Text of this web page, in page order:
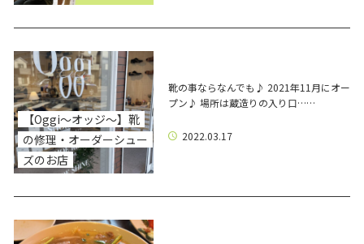
【Oggi～オッジ～】靴
の修理・オーダーシュー
ズのお店
靴の事ならなんでも♪ 2021年11月にオー
プン♪ 場所は蔵造りの入り口……
2022.03.17